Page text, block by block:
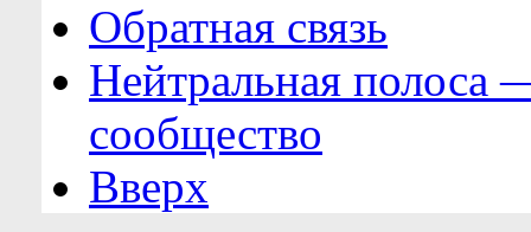
Обратная связь
Нейтральная полоса
сообщество
Вверх